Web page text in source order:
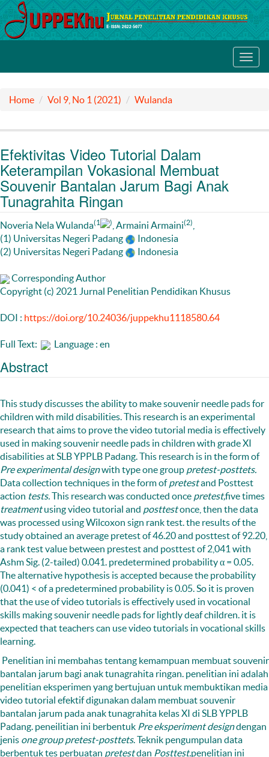
Home Vol 9, No 1 (2021) Wulanda
Efektivitas Video Tutorial Dalam
Keterampilan Vokasional Membuat
Souvenir Bantalan Jarum Bagi Anak
Tunagrahita Ringan
Noveria Nela Wulanda(1 ) , Armaini Armaini(2)
(1) Universitas Negeri Padang
Indonesia
(2) Universitas Negeri Padang
Indonesia
Corresponding Author
Copyright (c) 2021 Jurnal Penelitian Pendidikan Khusus
DOI : https://doi.org/10.24036/juppekhu1118580.64
Full Text: Language : en
Abstract
This study discusses the ability to make souvenir needle pads for
children with mild disabilities. This research is an experimental
research that aims to prove the video tutorial media is effectively
used in making souvenir needle pads in children with grade XI
disabilities at SLB YPPLB Padang. This research is in the form of
Pre experimental designwith type one group pretest-posttets.
Data collection techniques in the form ofpretestand Posttest
action tests.This research was conducted once pretest,five times
treatmentusing video tutorial and posttestonce, then the data
was processed using Wilcoxon sign rank test. the results of the
study obtained an average pretest of 46.20 and posttest of 92.20,
a rank test value between prestest and posttest of 2,041 with
Ashm Sig. (2-tailed) 0.041. predetermined probability α = 0.05.
The alternative hypothesis is accepted because the probability
(0.041) < of a predetermined probability is 0.05. So it is proven
that the use of video tutorials is effectively used in vocational
skills making souvenir needle pads for lightly deaf children. it is
expected that teachers can use video tutorials in vocational skills
learning.
Penelitian ini membahas tentang kemampuan membuat souvenir
bantalan jarum bagi anak tunagrahita ringan. penelitian ini adalah
penelitian eksperimen yang bertujuan untuk membuktikan media
video tutorial efektif digunakan dalam membuat souvenir
bantalan jarum pada anak tunagrahita kelas XI di SLB YPPLB
Padang. peneilitian ini berbentuk Pre eksperiment designdengan
jenis one group pretest-posttets. Teknik pengumpulan data
berbentuk tes perbuatan pretestdan Posttest.penelitian ini